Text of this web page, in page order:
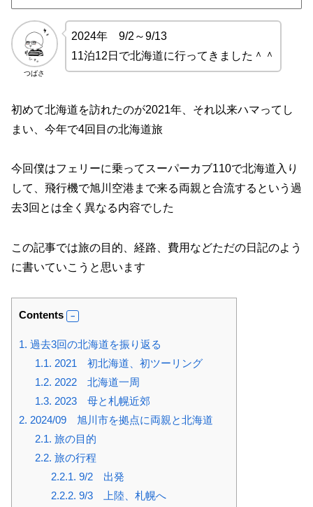
つばさ
2024年 9/2～9/13
11泊12日で北海道に行ってきました＾＾
初めて北海道を訪れたのが2021年、それ以来ハマってし
まい、今年で4回目の北海道旅
今回僕はフェリーに乗ってスーパーカブ110で北海道入り
して、飛行機で旭川空港まで来る両親と合流するという過
去3回とは全く異なる内容でした
この記事では旅の目的、経路、費用などただの日記のよう
に書いていこうと思います
Contents
1. 過去3回の北海道を振り返る
1.1. 2021 初北海道、初ツーリング
1.2. 2022 北海道一周
1.3. 2023 母と札幌近郊
2. 2024/09 旭川市を拠点に両親と北海道
2.1. 旅の目的
2.2. 旅の行程
2.2.1. 9/2 出発
2.2.2. 9/3 上陸、札幌へ